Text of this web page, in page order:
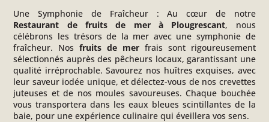
Une Symphonie de Fraîcheur :Au cœur de notre
Restaurant de fruits de mer à Plougrescant, nous
célébrons les trésors de la mer avec une symphonie de
fraîcheur. Nosfruits de merfrais sont rigoureusement
sélectionnés auprès des pêcheurs locaux, garantissant une
qualité irréprochable. Savourez nos huîtres exquises, avec
leur saveur iodée unique, et délectez-vous de nos crevettes
juteuses et de nos moules savoureuses. Chaque bouchée
vous transportera dans les eaux bleues scintillantes de la
baie, pour une expérience culinaire qui éveillera vos sens.